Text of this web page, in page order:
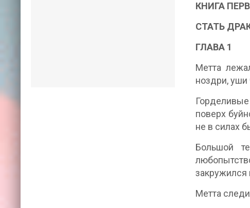
КНИГА
СТАТЬ
ГЛАВА 1
Метта
ноздри, уши
поверх
не в силах
Большой
закружился
Метта